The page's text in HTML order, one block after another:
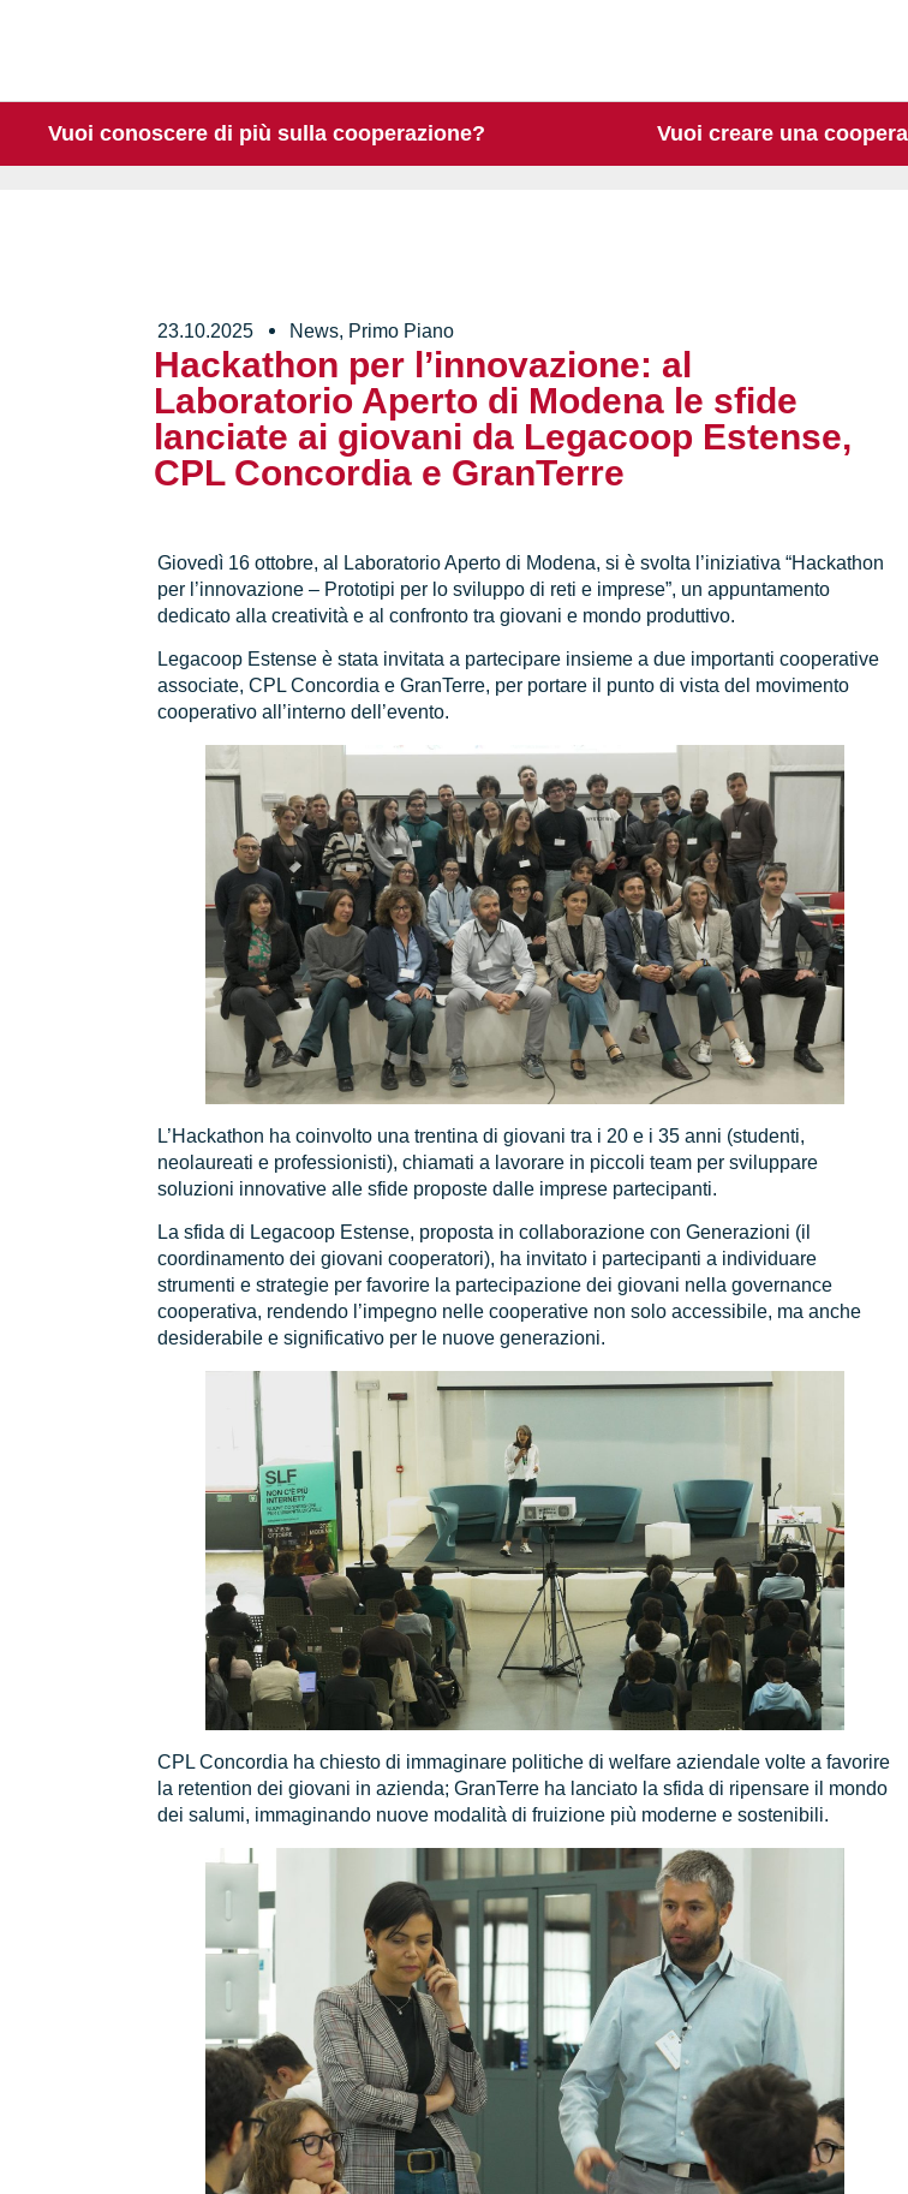
Vuoi conoscere di più sulla cooperazione? Vuoi creare una
23.10.2025 News, Primo Piano
Hackathon per l’innovazione: al
Laboratorio Aperto di Modena le sfide
lanciate ai giovani da Legacoop Estense,
CPL Concordia e GranTerre
Giovedì 16 ottobre, al Laboratorio Aperto di Modena, si è svolta l’iniziativa “Hackathon
per l’innovazione – Prototipi per lo sviluppo di reti e imprese”, un appuntamento
dedicato alla creatività e al confronto tra giovani e mondo produttivo.
Legacoop Estense è stata invitata a partecipare insieme a due importanti cooperative
associate, CPL Concordia e GranTerre, per portare il punto di vista del movimento
cooperativo all’interno dell’evento.
L’Hackathon ha coinvolto una trentina di giovani tra i 20 e i 35 anni (studenti,
neolaureati e professionisti), chiamati a lavorare in piccoli team per sviluppare
soluzioni innovative alle sfide proposte dalle imprese partecipanti.
La sfida di Legacoop Estense, proposta in collaborazione con Generazioni (il
coordinamento dei giovani cooperatori), ha invitato i partecipanti a individuare
strumenti e strategie per favorire la partecipazione dei giovani nella governance
cooperativa, rendendo l’impegno nelle cooperative non solo accessibile, ma anche
desiderabile e significativo per le nuove generazioni.
CPL Concordia ha chiesto di immaginare politiche di welfare aziendale volte a favorire
la retention dei giovani in azienda; GranTerre ha lanciato la sfida di ripensare il mondo
dei salumi, immaginando nuove modalità di fruizione più moderne e sostenibili.